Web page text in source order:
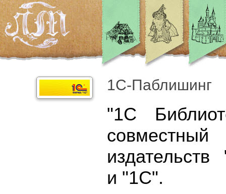
1С-Паблишинг
"1C
совместный
издательств
и "1C".